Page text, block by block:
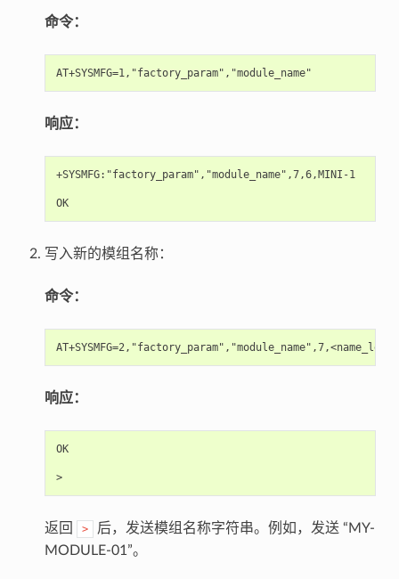
命令：
响应：
+SYSMFG:"factory_param","module_name",7,6,MINI-1
OK
写入新的模组名称：
命令：
响应：
OK
>
返回 >
后，发送模组名称字符串。例如，发送 “MY-
MODULE-01”。